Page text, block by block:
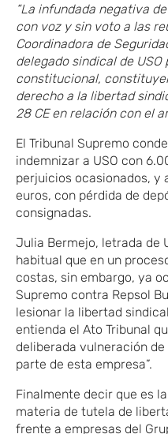
“La infundada negativa
con voz y sin voto a las
Coordinadora de
delegado sindical de
constitucional,
derecho a la libertad
28 CE en relación con el
El Tribunal Supremo
indemnizar a USO con
perjuicios ocasionados, y
euros, con pérdida de
consignadas.
Julia Bermejo, letrada de
habitual que en un
costas, sin embargo, ya
Supremo contra Repsol
lesionar la libertad
entienda el Ato Tribunal
deliberada vulneración de
parte de esta empresa”.
Finalmente decir que es
materia de tutela de
frente a empresas del